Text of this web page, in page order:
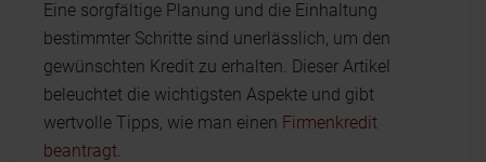
Eine sorgfältige Planung und die Einhaltung
bestimmter Schritte sind unerlässlich, um den
gewünschten Kredit zu erhalten. Dieser Artikel
beleuchtet die wichtigsten Aspekte und gibt
wertvolle Tipps, wie man einen Firmenkredit
beantragt.